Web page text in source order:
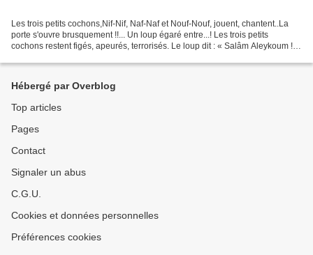
Les trois petits cochons,Nif-Nif, Naf-Naf et Nouf-Nouf, jouent, chantent..La
porte s'ouvre brusquement !!... Un loup égaré entre...! Les trois petits
cochons restent figés, apeurés, terrorisés. Le loup dit : « Salâm Aleykoum ! »
Hébergé par Overblog
Top articles
Pages
Contact
Signaler un abus
C.G.U.
Cookies et données personnelles
Préférences cookies